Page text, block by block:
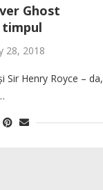
Ghost
timpul
28, 2018
Sir Henry Royce – da,